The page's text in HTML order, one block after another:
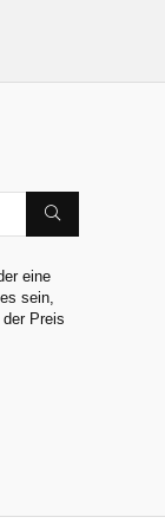
eine
sein,
Preis